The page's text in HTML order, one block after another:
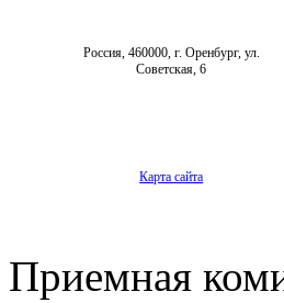
Россия, 460000, г. Оренбург, ул.
Советская, 6
Карта сайта
Приемная